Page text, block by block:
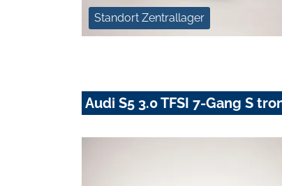
Standort Zentrallager
Audi S5 3.0 TFSI 7-Gang S